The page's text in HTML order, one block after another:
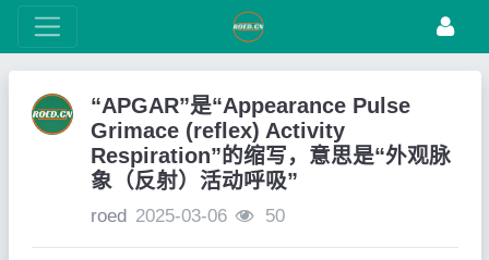
“APGAR”是“Appearance Pulse
Grimace (reflex) Activity
Respiration”的缩写，意思是“外观脉
象（反射）活动呼吸”
roed 2025-03-06 50